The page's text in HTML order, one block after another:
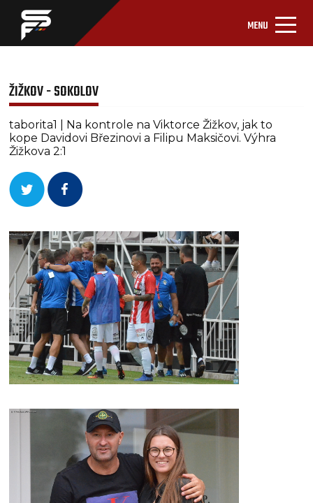
MENU
ŽIŽKOV - SOKOLOV
taborita1 | Na kontrole na Viktorce Žižkov, jak to
kope Davidovi Březinovi a Filipu Maksičovi. Výhra
Žižkova 2:1